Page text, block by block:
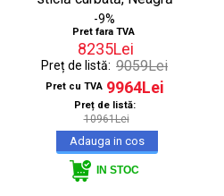
-9%
Pret fara TVA
8235Lei
Preț de listă: 9059Lei
Pret cu TVA 9964Lei
Preț de listă:
10961Lei
IN STOC